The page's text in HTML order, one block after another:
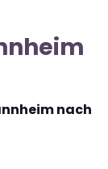
nach